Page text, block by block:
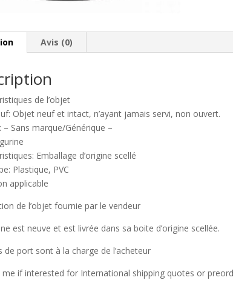
Avis (0)
de l’objet
Objet neuf et intact, n’ayant jamais servi, non ouvert.
– Sans marque/Générique –
Emballage d’origine scellé
Plastique, PVC
applicable
de l’objet fournie par le vendeur
est neuve et est livrée dans sa boite d’origine scellée.
de port sont à la charge de l’acheteur
me if interested for International shipping quotes or